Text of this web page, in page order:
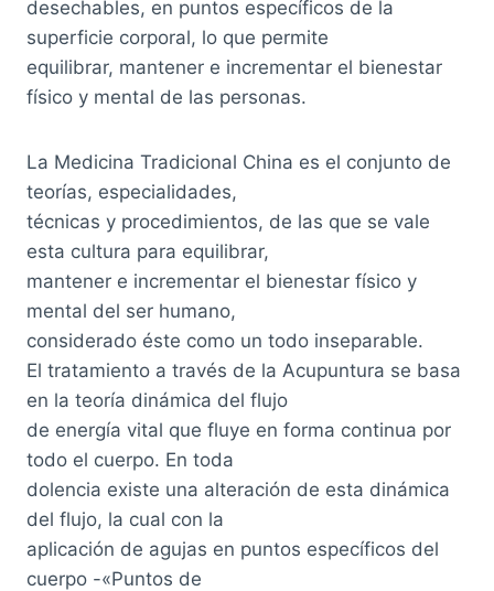
desechables, en puntos específicos de la
superficie corporal, lo que permite
equilibrar, mantener e incrementar el bienestar
físico y mental de las personas.
La Medicina Tradicional China es el conjunto de
teorías, especialidades,
técnicas y procedimientos, de las que se vale
esta cultura para equilibrar,
mantener e incrementar el bienestar físico y
mental del ser humano,
considerado éste como un todo inseparable.
El tratamiento a través de la Acupuntura se basa
en la teoría dinámica del flujo
de energía vital que fluye en forma continua por
todo el cuerpo. En toda
dolencia existe una alteración de esta dinámica
del flujo, la cual con la
aplicación de agujas en puntos específicos del
cuerpo -«Puntos de